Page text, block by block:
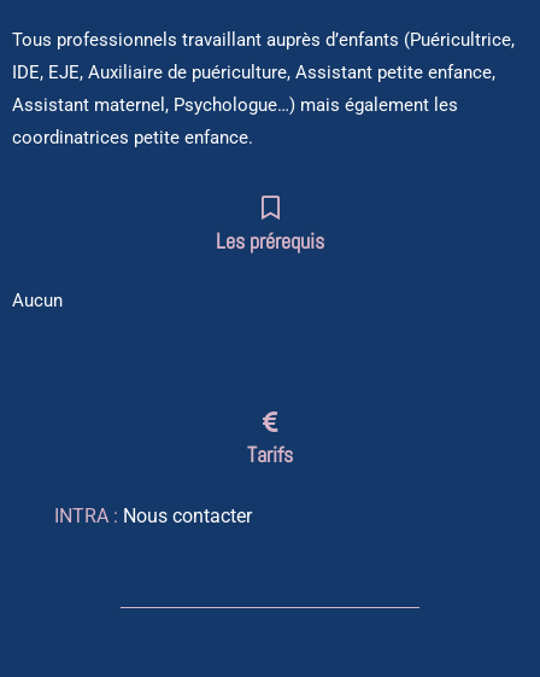
Tous professionnels travaillant auprès d’enfants (Puéricultrice,
IDE, EJE, Auxiliaire de puériculture, Assistant petite enfance,
Assistant maternel, Psychologue…) mais également les
coordinatrices petite enfance.
Les prérequis
Aucun
Tarifs
INTRA : Nous contacter